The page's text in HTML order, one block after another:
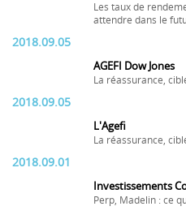
Les taux de
attendre dans le
2018.09.05
AGEFI Dow Jones
La réassurance,
2018.09.05
L'Agefi
La réassurance,
2018.09.01
Investissements
Perp, Madelin : ce